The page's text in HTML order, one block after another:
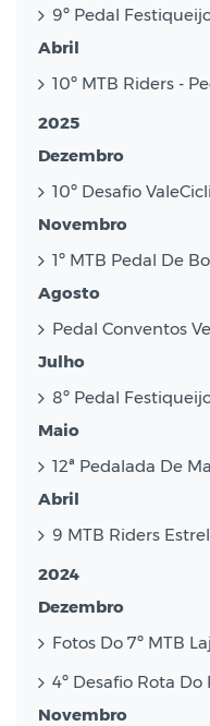
9º Pedal
Abril
10º MTB Riders -
2025
Dezembro
10º Desafio
Novembro
1º MTB Pedal De
Agosto
Pedal Conventos
Julho
8º Pedal
Maio
12ª Pedalada De
Abril
9 MTB Riders
2024
Dezembro
Fotos Do 7º MTB
4º Desafio Rota Do
Novembro